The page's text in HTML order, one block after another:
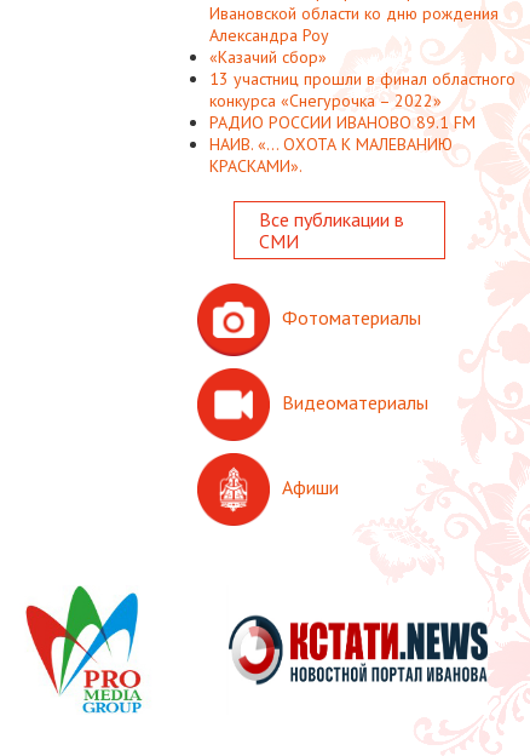
Ивановской области ко дню рождения
Александра Роу
«Казачий сбор»
13 участниц прошли в финал областного
конкурса «Снегурочка – 2022»
РАДИО РОССИИ ИВАНОВО 89.1 FM
НАИВ. «... ОХОТА К МАЛЕВАНИЮ
КРАСКАМИ».
Все публикации в
СМИ
Фотоматериалы
Видеоматериалы
Афиши